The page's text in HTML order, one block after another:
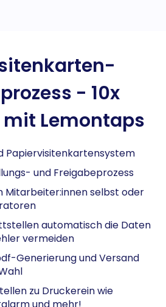
- 10x
Lemontaps
Papiervisitenkartensystem
und Freigabeprozess
Mitarbeiter:innen selbst oder
automatisch die Daten
vermeiden
Generierung und Versand
zu Druckerein wie